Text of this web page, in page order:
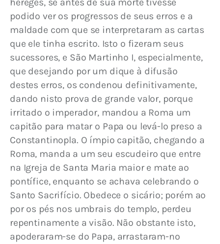
hereges, se antes de sua morte tivesse
podido ver os progressos de seus erros e a
maldade com que se interpretaram as cartas
que ele tinha escrito. Isto o fizeram seus
sucessores, e São Martinho I, especialmente,
que desejando por um dique à difusão
destes erros, os condenou definitivamente,
dando nisto prova de grande valor, porque
irritado o imperador, mandou a Roma um
capitão para matar o Papa ou levá-lo preso a
Constantinopla. O ímpio capitão, chegando a
Roma, manda a um seu escudeiro que entre
na Igreja de Santa Maria maior e mate ao
pontífice, enquanto se achava celebrando o
Santo Sacrifício. Obedece o sicário; porém ao
por os pés nos umbrais do templo, perdeu
repentinamente a visão. Não obstante isto,
apoderaram-se do Papa, arrastaram-no